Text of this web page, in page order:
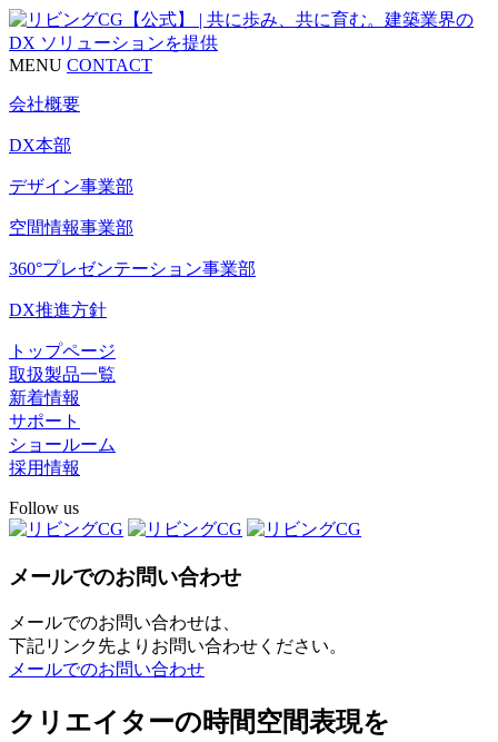
MENU CONTACT
会社概要
DX本部
デザイン事業部
空間情報事業部
360°プレゼンテーション事業部
DX推進方針
トップページ
取扱製品一覧
新着情報
サポート
ショールーム
採用情報
Follow us
メールでのお問い合わせ
メールでのお問い合わせは、
下記リンク先よりお問い合わせください。
メールでのお問い合わせ
クリエイターの時間空間表現を